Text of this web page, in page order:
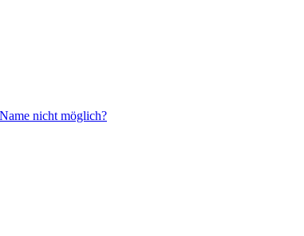
nicht möglich?